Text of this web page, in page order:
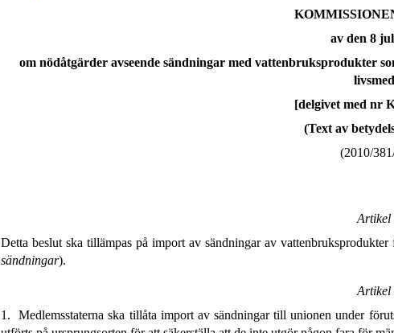
av den 8
om nödåtgärder avseende sändningar med vattenbruksprodukter
[delgivet med nr
(Text av
(2010/
Artikel
Detta beslut ska tillämpas på import av sändningar av
sändningar).
Artikel
1. Medlemsstaterna ska tillåta import av sändningar till unionen under